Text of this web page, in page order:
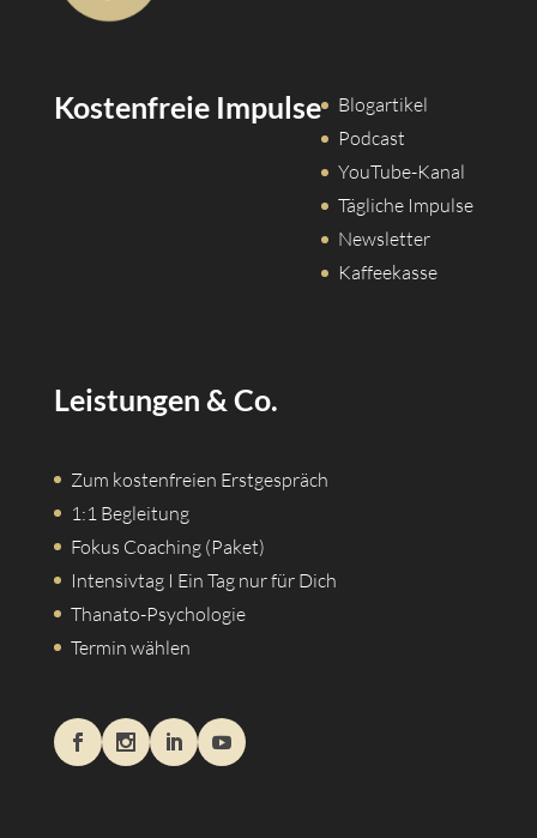
Kostenfreie Impulse
Blogartikel
Podcast
YouTube-Kanal
Tägliche Impulse
Newsletter
Kaffeekasse
Leistungen & Co.
Zum kostenfreien Erstgespräch
1:1 Begleitung
Fokus Coaching (Paket)
Intensivtag I Ein Tag nur für Dich
Thanato-Psychologie
Termin wählen